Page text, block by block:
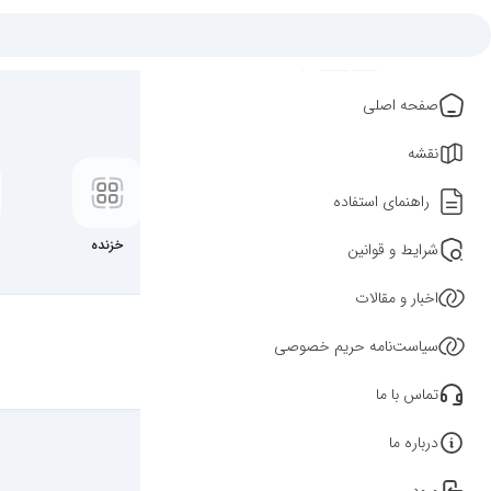
صفحه اصلی
نقشه
راهنمای استفاده
شرایط و قوانین
اخبار و مقالات
سیاست‌نامه حریم خصوصی
تماس با ما
درباره ما
گربه خزنده
برای مشاهده و تنظیم فیلترها کلیک کنید.